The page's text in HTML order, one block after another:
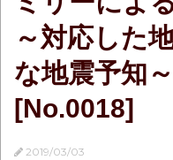
～対応した
な地震予知
[No.0018]
2019/03/03